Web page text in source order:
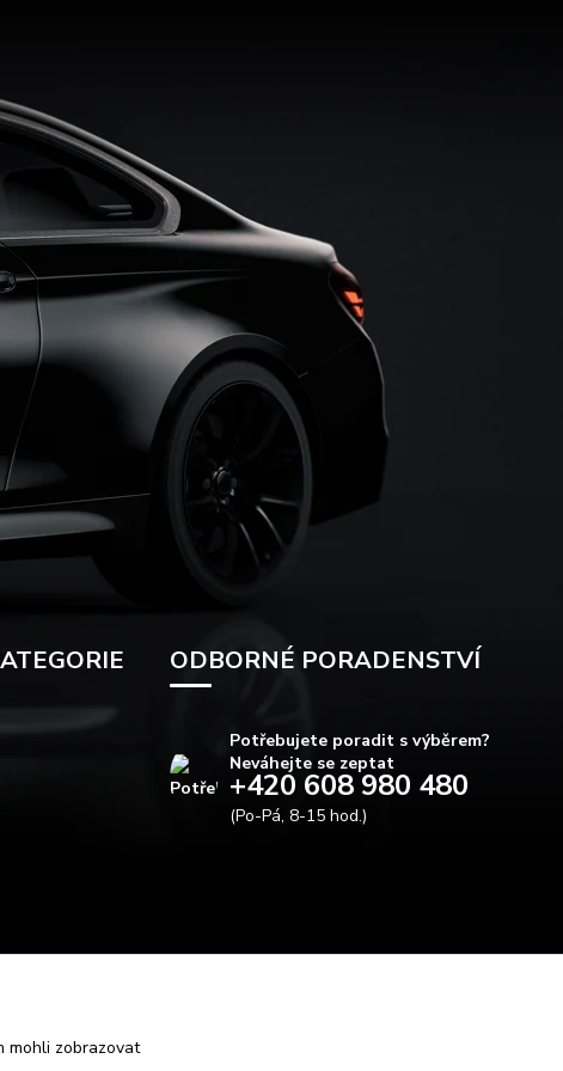
ODBORNÉ PORADENSTVÍ
Potřebujete poradit s výběrem?
Neváhejte se zeptat
+420 608 980 480
(Po-Pá, 8-15 hod.)
mohli zobrazovat